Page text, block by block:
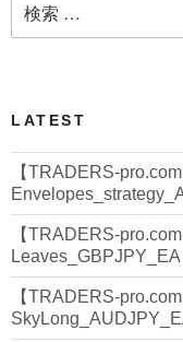
索:
LATEST
【TRADERS-
【TRADERS-
Leaves_GBPJPY_EA
【TRADERS-